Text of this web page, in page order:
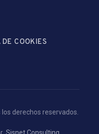
COOKIES
derechos reservados.